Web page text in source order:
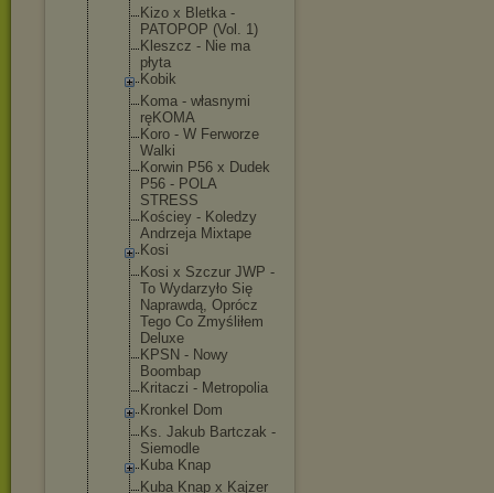
Kizo x Bletka -
PATOPOP (Vol. 1)
Kleszcz - Nie ma
płyta
Kobik
Koma - własnymi
ręKOMA
Koro - W Ferworze
Walki
Korwin P56 x Dudek
P56 - POLA
STRESS
Kościey - Koledzy
Andrzeja Mixtape
Kosi
Kosi x Szczur JWP -
To Wydarzyło Się
Naprawdą, Oprócz
Tego Co Zmyśliłem
Deluxe
KPSN - Nowy
Boombap
Kritaczi - Metropolia
Kronkel Dom
Ks. Jakub Bartczak -
Siemodle
Kuba Knap
Kuba Knap x Kajzer